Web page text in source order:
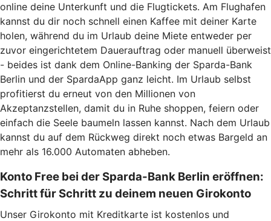
online deine Unterkunft und die Flugtickets. Am Flughafen
kannst du dir noch schnell einen Kaffee mit deiner Karte
holen, während du im Urlaub deine Miete entweder per
zuvor eingerichtetem Dauerauftrag oder manuell überweist
- beides ist dank dem Online-Banking der Sparda-Bank
Berlin und der SpardaApp ganz leicht. Im Urlaub selbst
profitierst du erneut von den Millionen von
Akzeptanzstellen, damit du in Ruhe shoppen, feiern oder
einfach die Seele baumeln lassen kannst. Nach dem Urlaub
kannst du auf dem Rückweg direkt noch etwas Bargeld an
mehr als 16.000 Automaten abheben.
Konto Free bei der Sparda-Bank Berlin eröffnen:
Schritt für Schritt zu deinem neuen Girokonto
Unser Girokonto mit Kreditkarte ist kostenlos und